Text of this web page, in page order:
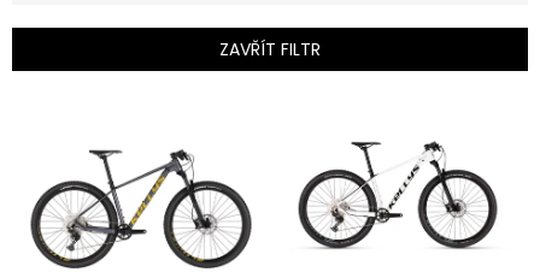
í
r
ZAVŘÍT FILTR